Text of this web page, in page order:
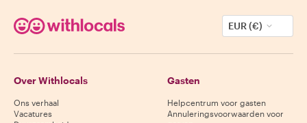
EUR (€)
Over Withlocals
Ons verhaal
Vacatures
Gasten
Helpcentrum voor gasten
Annuleringsvoorwaarden voor